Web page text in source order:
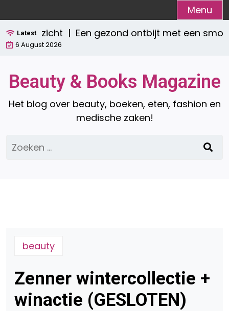
naar
de
inhoud
Menu
Latest |Een gezond ontbijt met een
6 August 2026
Beauty & Books Magazine
Het blog over beauty, boeken, eten, fashion en
medische zaken!
Zoeken
naar:
beauty
Zenner wintercollectie +
winactie (GESLOTEN)